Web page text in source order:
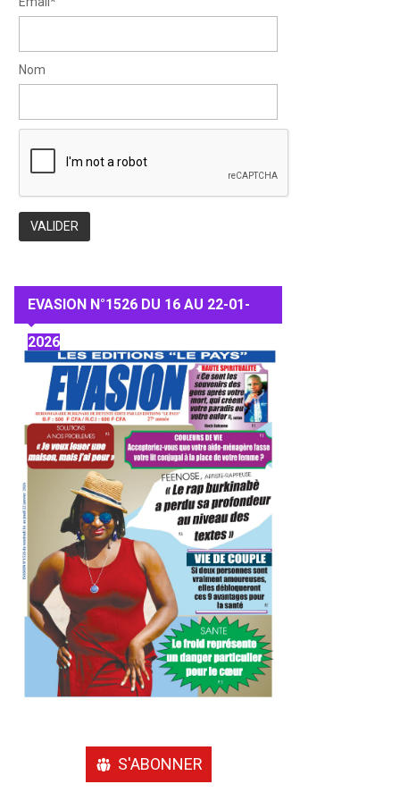
Nom
EVASION N°1526 DU 16 AU 22-01-
2026
S'ABONNER